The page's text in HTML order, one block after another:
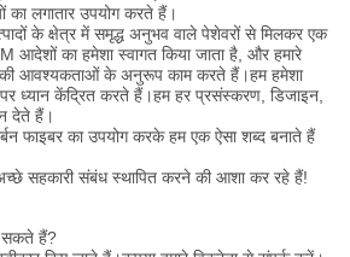
का लगातार उपयोग करते हैं।
के क्षेत्र में समृद्ध अनुभव वाले पेशेवरों से मिलकर एक
आदेशों का हमेशा स्वागत किया जाता है, और हमारे
की आवश्यकताओं के अनुरूप काम करते हैं।हम हमेशा
ध्यान केंद्रित करते हैं।हम हर प्रसंस्करण, डिजाइन,
देते हैं।
फाइबर का उपयोग करके हम एक ऐसा शब्द बनाते हैं
सहकारी संबंध स्थापित करने की आशा कर रहे हैं!
सकते हैं?